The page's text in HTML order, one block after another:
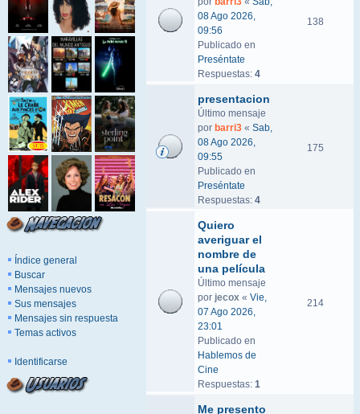
Índice general
Buscar
Mensajes nuevos
Sus mensajes
Mensajes sin respuesta
Temas activos
Identificarse
08 Ago 2026,
09:56
Publicado en
Preséntate
Respuestas: 4
138
presentacion
Último mensaje
por barri3 « Sab,
08 Ago 2026,
09:55
Publicado en
Preséntate
Respuestas: 4
175
Quiero
averiguar el
nombre de
una película
Último mensaje
por jecox « Vie,
07 Ago 2026,
23:01
Publicado en
Hablemos de
Cine
Respuestas: 1
214
Me presento